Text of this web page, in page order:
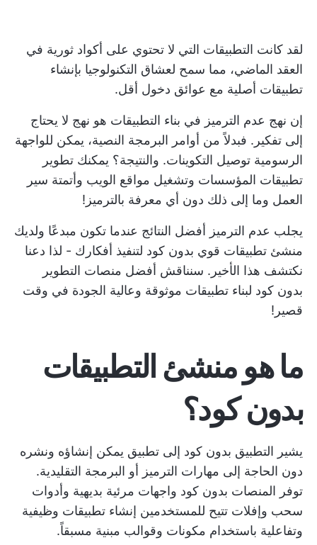
لقد كانت التطبيقات التي لا تحتوي على أكواد ثورية في
العقد الماضي، مما سمح لعشاق التكنولوجيا بإنشاء
تطبيقات أصلية مع عوائق دخول أقل.
إن نهج عدم الترميز في بناء التطبيقات هو نهج لا يحتاج
إلى تفكير. فبدلاً من أوامر البرمجة النصية، يمكن للواجهة
الرسومية توصيل التكوينات. والنتيجة؟ يمكنك تطوير
تطبيقات المؤسسات وتشغيل مواقع الويب وأتمتة سير
العمل وما إلى ذلك دون أي معرفة بالترميز!
يجلب عدم الترميز أفضل النتائج عندما تكون مبدعًا ولديك
منشئ تطبيقات قوي بدون كود لتنفيذ أفكارك - لذا دعنا
نكتشف هذا الأخير. سنناقش أفضل منصات التطوير
بدون كود لبناء تطبيقات موثوقة وعالية الجودة في وقت
قصير!
ما هو منشئ التطبيقات
بدون كود؟
يشير التطبيق بدون كود إلى تطبيق يمكن إنشاؤه ونشره
دون الحاجة إلى مهارات الترميز أو البرمجة التقليدية.
توفر المنصات بدون كود واجهات مرئية بديهية وأدوات
سحب وإفلات تتيح للمستخدمين إنشاء تطبيقات وظيفية
وتفاعلية باستخدام مكونات وقوالب مبنية مسبقاً.